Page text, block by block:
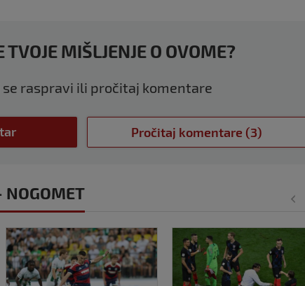
TVOJE MIŠLJENJE O OVOME?
se raspravi ili pročitaj komentare
Pročitaj komentare (3)
NOGOMET